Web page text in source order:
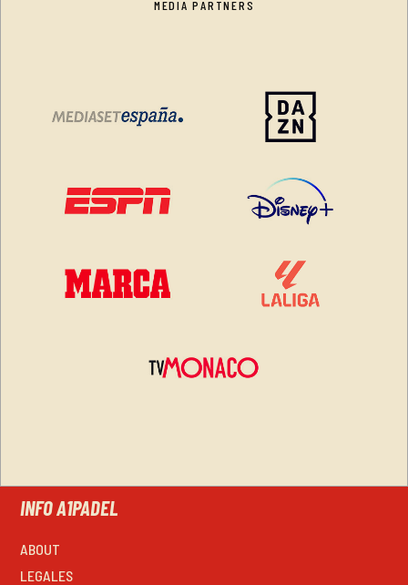
MEDIA PARTNERS
INFO A1PADEL
ABOUT
LEGALES